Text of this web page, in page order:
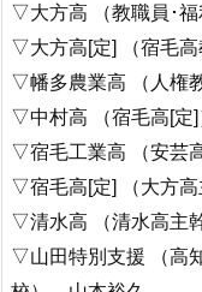
▽大方高 （教職員･
▽大方高[定] （宿毛
▽幡多農業高 （人権
▽中村高 （宿毛高[
▽宿毛工業高 （安芸
▽宿毛高[定] （大方
▽清水高 （清水高主
▽山田特別支援 （高